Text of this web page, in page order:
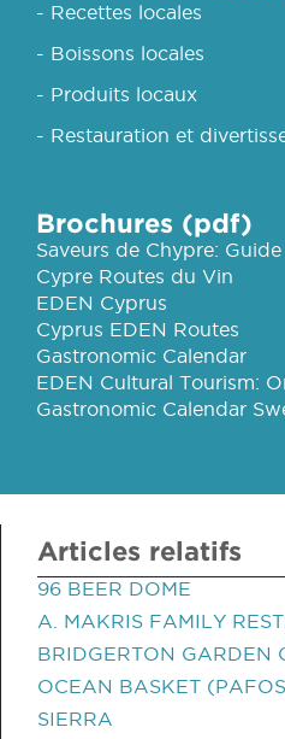
- Recettes locales
- Boissons locales
- Produits locaux
- Restauration et
Brochures (pdf)
Saveurs de Chypre:
Cypre Routes du Vin
EDEN Cyprus
Cyprus EDEN Routes
Gastronomic Calendar
EDEN Cultural Tourism:
Gastronomic Calendar
Articles relatifs
96 BEER DOME
A. MAKRIS FAMILY
BRIDGERTON GARDEN
OCEAN BASKET
SIERRA